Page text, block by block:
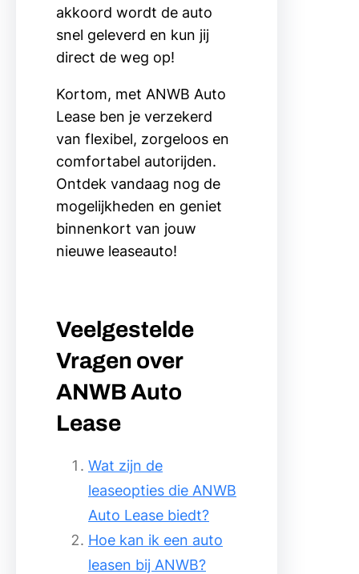
akkoord wordt de auto
snel geleverd en kun jij
direct de weg op!
Kortom, met ANWB Auto
Lease ben je verzekerd
van flexibel, zorgeloos en
comfortabel autorijden.
Ontdek vandaag nog de
mogelijkheden en geniet
binnenkort van jouw
nieuwe leaseauto!
Veelgestelde
Vragen over
ANWB Auto
Lease
Wat zijn de
leaseopties die ANWB
Auto Lease biedt?
Hoe kan ik een auto
leasen bij ANWB?